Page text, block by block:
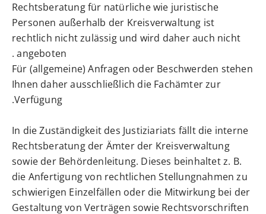
Rechtsberatung für natürliche wie juristische
Personen außerhalb der Kreisverwaltung ist
rechtlich nicht zulässig und wird daher auch nicht
angeboten .
Für (allgemeine) Anfragen oder Beschwerden stehen
Ihnen daher ausschließlich die Fachämter zur
Verfügung.
In die Zuständigkeit des Justiziariats fällt die interne
Rechtsberatung der Ämter der Kreisverwaltung
sowie der Behördenleitung. Dieses beinhaltet z. B.
die Anfertigung von rechtlichen Stellungnahmen zu
schwierigen Einzelfällen oder die Mitwirkung bei der
Gestaltung von Verträgen sowie Rechtsvorschriften